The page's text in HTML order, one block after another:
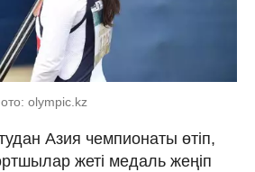
olympic.kz
Азия чемпионаты өтіп,
жеті медаль жеңіп